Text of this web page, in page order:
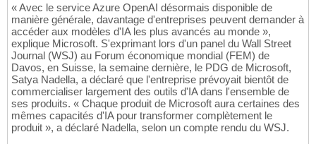
« Avec le service Azure OpenAI désormais disponible de
manière générale, davantage d'entreprises peuvent demander à
accéder aux modèles d'IA les plus avancés au monde »,
explique Microsoft. S'exprimant lors d'un panel du Wall Street
Journal (WSJ) au Forum économique mondial (FEM) de
Davos, en Suisse, la semaine dernière, le PDG de Microsoft,
Satya Nadella, a déclaré que l'entreprise prévoyait bientôt de
commercialiser largement des outils d'IA dans l'ensemble de
ses produits. « Chaque produit de Microsoft aura certaines des
mêmes capacités d'IA pour transformer complètement le
produit », a déclaré Nadella, selon un compte rendu du WSJ.